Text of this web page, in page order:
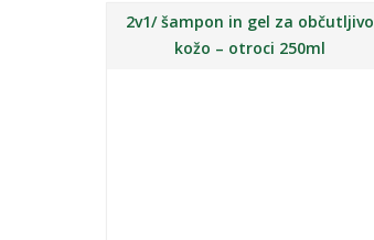
2v1/ šampon in gel za občutljivo
kožo – otroci 250ml